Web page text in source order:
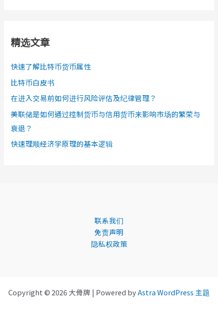
精选文章
快速了解比特币货币属性
比特币白皮书
在进入交易前如何进行风险评估及纪律管理？
美联储是如何通过控制货币与信用货币来影响市场的繁荣与
衰退？
快速理顺经济学原理的基本逻辑
联系我们
免责声明
隐私权政策
Copyright © 2026 大骨牌 | Powered byAstra WordPress 主题